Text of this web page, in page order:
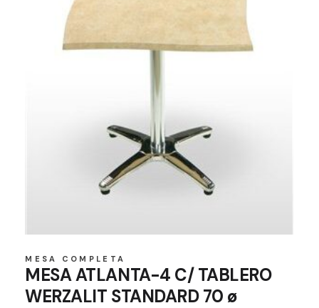
MESA COMPLETA
MESA ATLANTA-4 C/ TABLERO
WERZALIT STANDARD 70 ø